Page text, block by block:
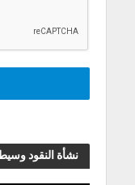
نشأة النقود